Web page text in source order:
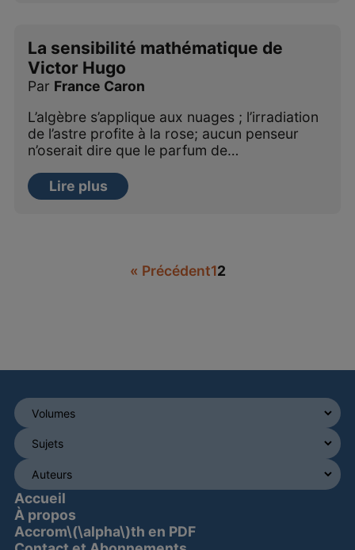
La sensibilité mathématique de
Victor Hugo
Par France Caron
L’algèbre s’applique aux nuages ; l’irradiation
de l’astre profite à la rose; aucun penseur
n’oserait dire que le parfum de…
Lire plus
« Précédent12
Accueil
À propos
Accrom\(\alpha\)th en PDF